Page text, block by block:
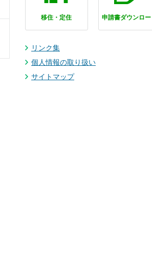
移住・定住 申請書ダウンロー
リンク集
個人情報の取り扱い
サイトマップ